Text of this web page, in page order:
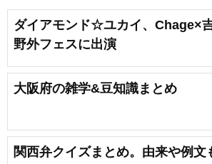
ダイアモンド☆ユカイ、Chage×
野外フェスに出演
大阪府の雑学&豆知識まとめ
関西弁クイズまとめ。由来や例文